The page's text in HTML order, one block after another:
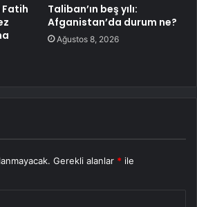
Fatih
Taliban’ın beş yılı:
Afganistan’da durum ne?
Ağustos 8, 2026
Gerekli alanlar * ile